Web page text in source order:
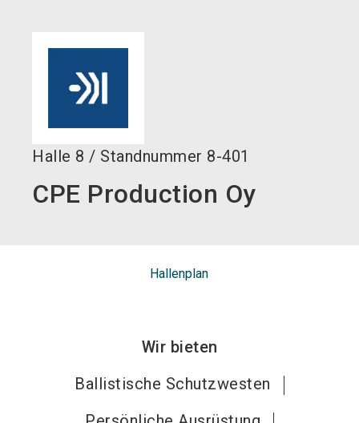
Halle 8 / Standnummer 8-401
CPE Production Oy
Hallenplan
Wir bieten
Ballistische Schutzwesten